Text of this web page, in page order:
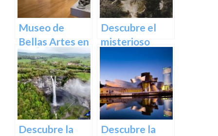
Euskadi
Museo de
Bellas Artes en
Bilbao:
Descubre una
colección única
de obras
maestras
Descubre el
misterioso
Castillo de
Butrón
Descubre la
Descubre la